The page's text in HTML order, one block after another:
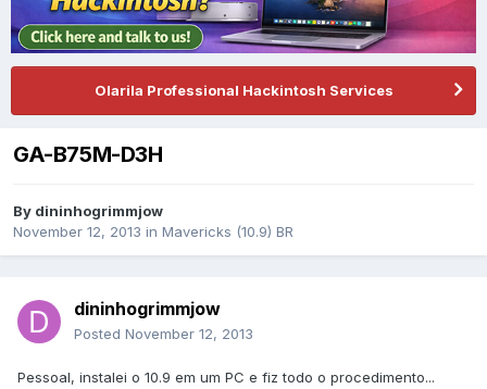
Olarila Professional Hackintosh Services
GA-B75M-D3H
By dininhogrimmjow
November 12, 2013 in Mavericks (10.9) BR
dininhogrimmjow
Posted November 12, 2013
Pessoal, instalei o 10.9 em um PC e fiz todo o procedimento...